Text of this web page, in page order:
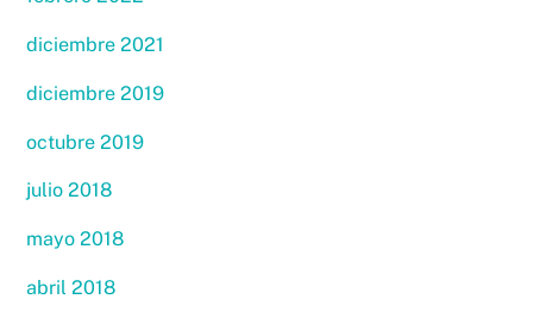
diciembre 2021
diciembre 2019
octubre 2019
julio 2018
mayo 2018
abril 2018